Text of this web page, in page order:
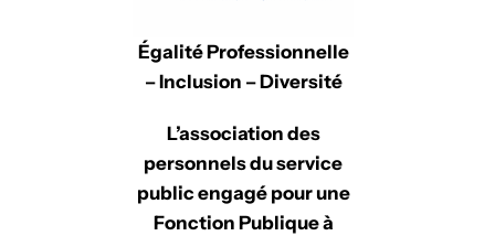
Égalité Professionnelle
– Inclusion – Diversité
L’association des
personnels du service
public engagé pour une
Fonction Publique à